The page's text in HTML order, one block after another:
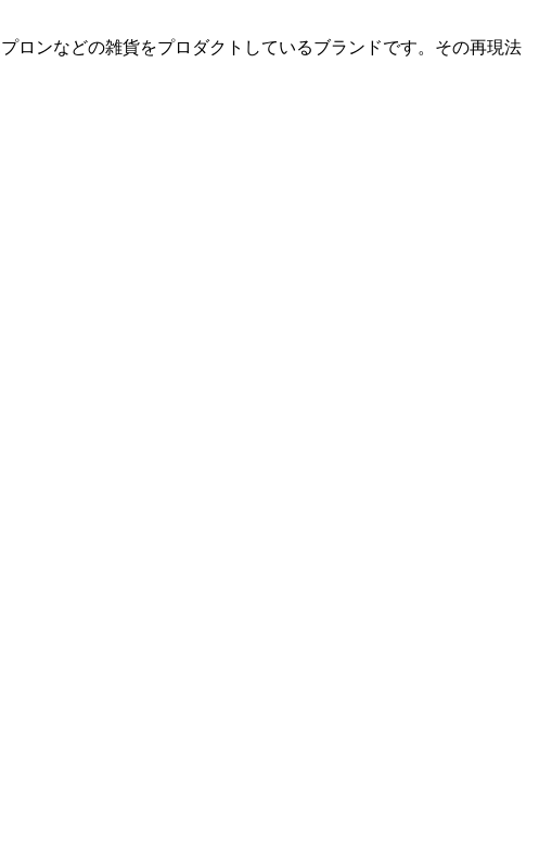
ロンなどの雑貨をプロダクトしているブランドです。その再現法